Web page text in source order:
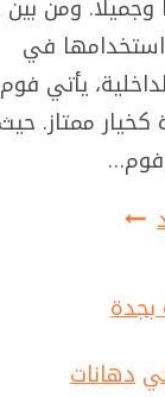
وجميلًا. ومن بين
في
يأتي
ممتاز.
فوم…
فوم
مجالس
جدة
ت: دهانات